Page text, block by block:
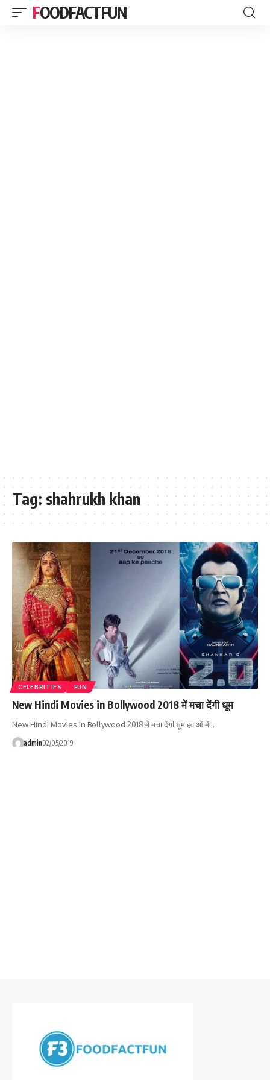
FOODFACTFUN
Tag: shahrukh khan
CELEBRITIES FUN
New Hindi Movies in Bollywood 2018 में मचा देंगी धूम
New Hindi Movies in Bollywood 2018 में मचा देंगी धूम हवाओं में…
admin02/05/2019